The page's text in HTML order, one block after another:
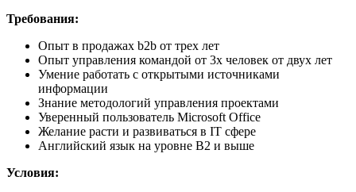
Требования:
Опыт в продажах b2b от трех лет
Опыт управления командой от 3х человек от двух лет
Умение работать с открытыми источниками
информации
Знание методологий управления проектами
Уверенный пользователь Microsoft Office
Желание расти и развиваться в IT сфере
Английский язык на уровне B2 и выше
Условия: